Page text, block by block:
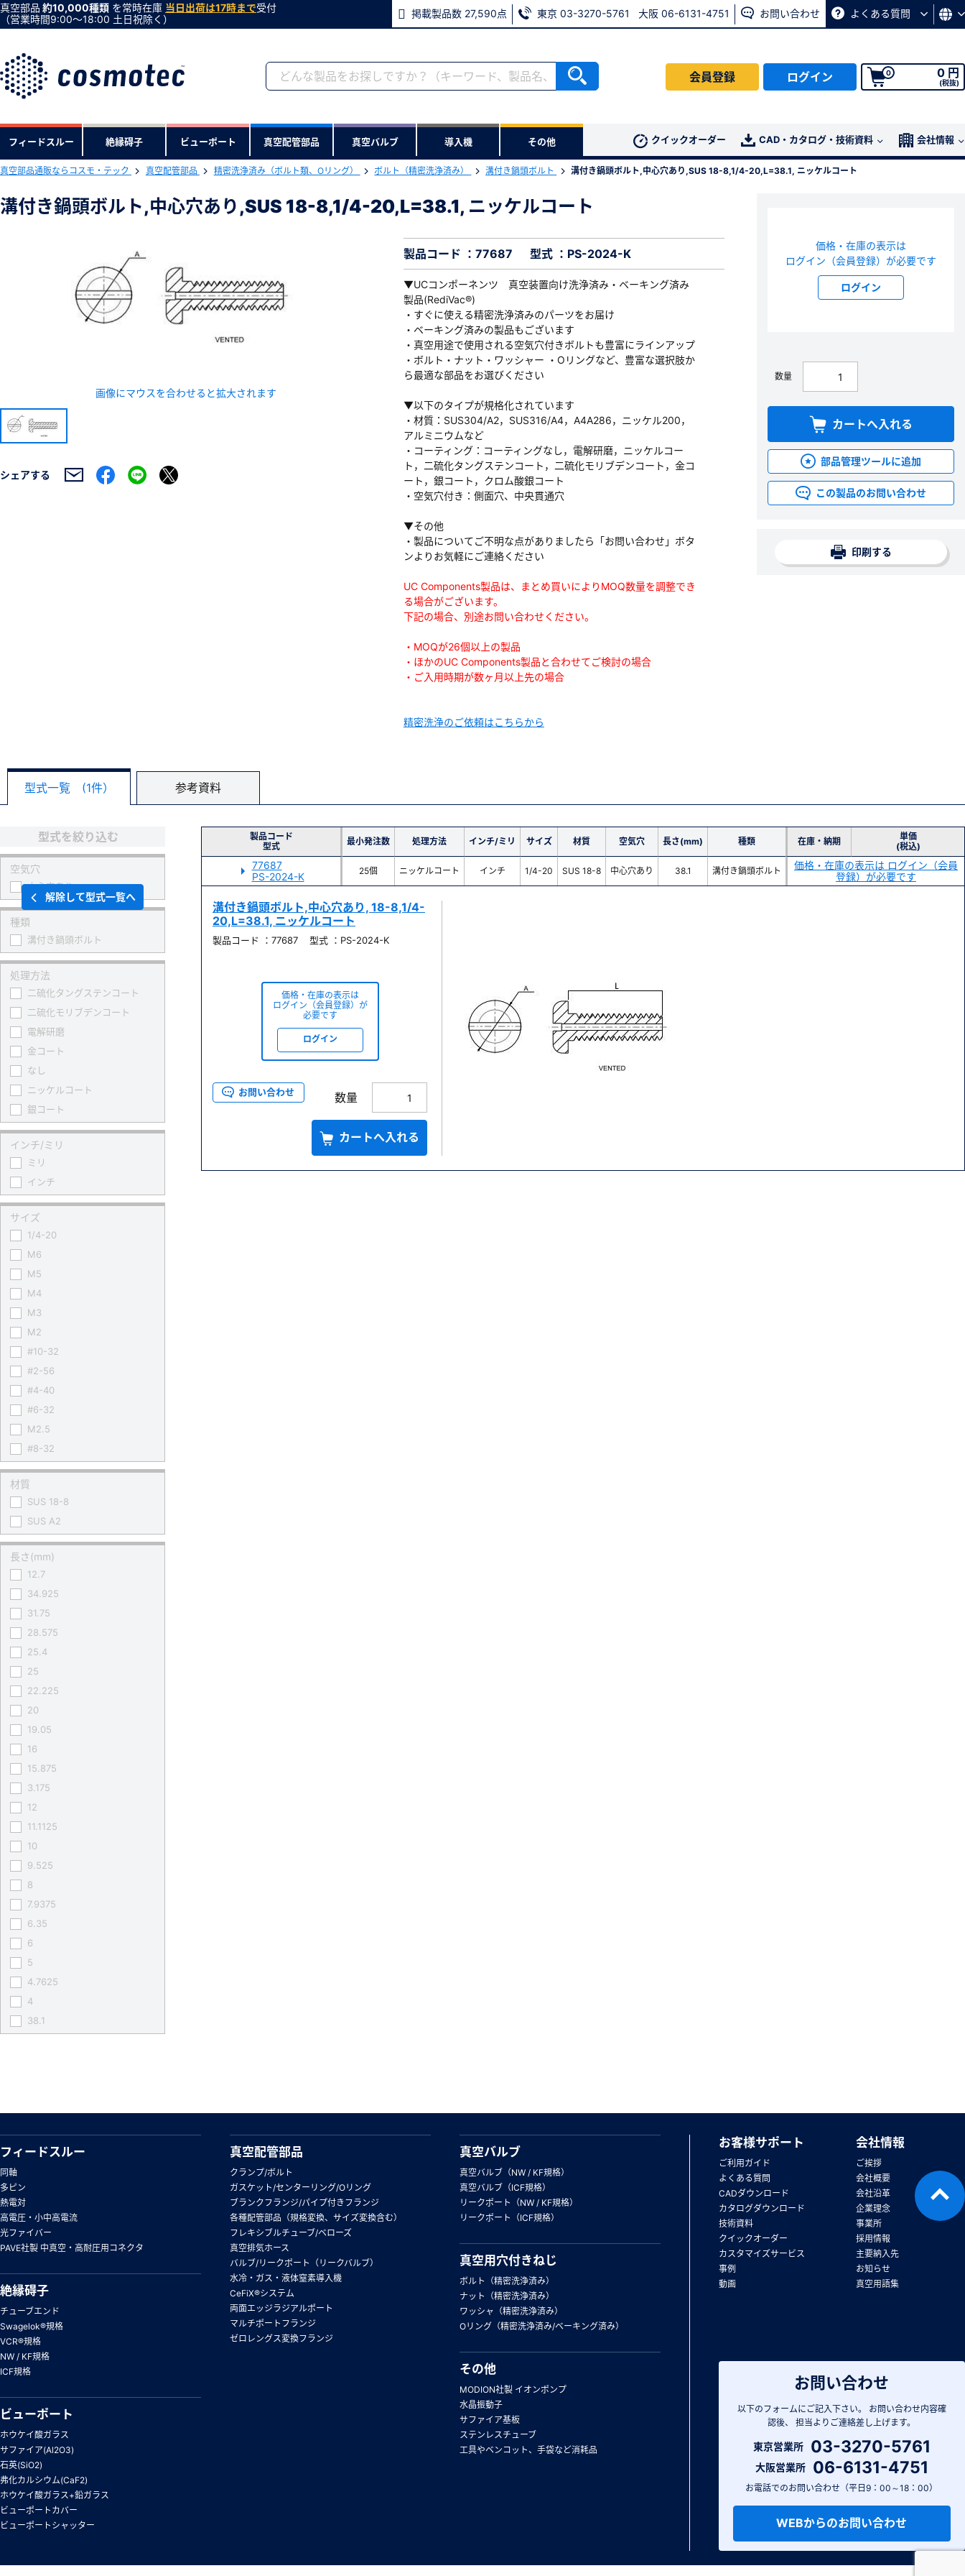
真空部品 約10,000種類 を常時在庫 当日出荷は17時まで受付
（営業時間9:00〜18:00 土日祝除く）
掲載製品数 27,590点 東京 03-3270-5761 大阪 06-6131-4751 お問い合わせ よくある質問
会員登録 ログイン 0 0 円
(税抜)
フィードスルー 絶縁碍子 ビューポート 真空配管部品 真空バルブ 導入機 その他 クイックオーダー CAD・カタログ・技術資料 会社情報
真空部品通販ならコスモ・テック 真空配管部品 精密洗浄済み（ボルト類、Oリング） ボルト（精密洗浄済み） 溝付き鍋頭ボルト 溝付き鍋頭ボルト,中心穴あり,SUS 18-8,1/4-20,L=38.1, ニッケルコート
溝付き鍋頭ボルト,中心穴あり,SUS 18-8,1/4-20,L=38.1, ニッケルコート
画像にマウスを合わせると拡大されます
シェアする
製品コード ：77687 型式 ：PS-2024-K
▼UCコンポーネンツ 真空装置向け洗浄済み・ベーキング済み
製品(RediVac®)
・すぐに使える精密洗浄済みのパーツをお届け
・ベーキング済みの製品もございます
・真空用途で使用される空気穴付きボルトも豊富にラインアップ
・ボルト・ナット・ワッシャー ・Oリングなど、豊富な選択肢か
ら最適な部品をお選びください
▼以下のタイプが規格化されています
・材質：SUS304/A2，SUS316/A4，A4A286，ニッケル200，
アルミニウムなど
・コーティング：コーティングなし，電解研磨，ニッケルコー
ト，二硫化タングステンコート，二硫化モリブデンコート，金コ
ート，銀コート，クロム酸銀コート
・空気穴付き：側面穴、中央貫通穴
▼その他
・製品についてご不明な点がありましたら「お問い合わせ」ボタ
ンよりお気軽にご連絡ください
UC Components製品は、まとめ買いによりMOQ数量を調整でき
る場合がございます。
下記の場合、別途お問い合わせください。
・MOQが26個以上の製品
・ほかのUC Components製品と合わせてご検討の場合
・ご入用時期が数ヶ月以上先の場合
精密洗浄のご依頼はこちらから
価格・在庫の表示は
ログイン（会員登録）が必要です
ログイン
数量
カートへ入れる
部品管理ツールに追加
この製品のお問い合わせ
印刷する
型式一覧 (1件） 参考資料
製品コード
型式
最小発注数 処理方法 インチ/ミリ サイズ 材質 空気穴 長さ(mm) 種類 在庫・納期
単価
(税込)
77687
PS-2024-K
25個 ニッケルコート インチ 1/4-20 SUS 18-8 中心穴あり 38.1 溝付き鍋頭ボルト
価格・在庫の表示は ログイン（会員
登録）が必要です
溝付き鍋頭ボルト,中心穴あり, 18-8,1/4-
20,L=38.1, ニッケルコート
製品コード ：77687 型式 ：PS-2024-K
価格・在庫の表示は
ログイン（会員登録）が
必要です
ログイン
お問い合わせ 数量
カートへ入れる
型式を絞り込む
空気穴
中心穴あり
種類
溝付き鍋頭ボルト
処理方法
二硫化タングステンコート
二硫化モリブデンコート
電解研磨
金コート
なし
ニッケルコート
銀コート
インチ/ミリ
ミリ
インチ
サイズ
1/4-20
M6
M5
M4
M3
M2
#10-32
#2-56
#4-40
#6-32
M2.5
#8-32
材質
SUS 18-8
SUS A2
長さ(mm)
12.7
34.925
31.75
28.575
25.4
25
22.225
20
19.05
16
15.875
3.175
12
11.1125
10
9.525
8
7.9375
6.35
6
5
4.7625
4
38.1
解除して型式一覧へ
下記製品のRoHS2適合報告書のダウンロードをします。
ダウンロードする
お問い合わせ
以下のフォームにご記入下さい。
お問い合わせ内容確
認後、
担当よりご連絡差し上げます。
東京営業所 03-3270-5761
大阪営業所 06-6131-4751
お電話でのお問い合わせ（平日9：00～18：00）
WEBからのお問い合わせ
フィードスルー
同軸
多ピン
熱電対
高電圧・小中高電流
光ファイバー
PAVE社製 中真空・高耐圧用コネクタ
絶縁碍子
チューブエンド
Swagelok®規格
VCR®規格
NW / KF規格
ICF規格
ビューポート
ホウケイ酸ガラス
サファイア(Al2O3)
石英(SiO2)
弗化カルシウム(CaF2)
ホウケイ酸ガラス+鉛ガラス
ビューポートカバー
ビューポートシャッター
真空配管部品
クランプ/ボルト
ガスケット/センターリング/Oリング
ブランクフランジ/パイプ付きフランジ
各種配管部品（規格変換、サイズ変換含む）
フレキシブルチューブ/ベローズ
真空排気ホース
バルブ/リークポート（リークバルブ）
水冷・ガス・液体窒素導入機
CeFiX®システム
両面エッジラジアルポート
マルチポートフランジ
ゼロレングス変換フランジ
真空バルブ
真空バルブ（NW / KF規格）
真空バルブ（ICF規格）
リークポート（NW / KF規格）
リークポート（ICF規格）
真空用穴付きねじ
ボルト（精密洗浄済み）
ナット（精密洗浄済み）
ワッシャ（精密洗浄済み）
Oリング（精密洗浄済み/ベーキング済み）
その他
MODION社製 イオンポンプ
水晶振動子
サファイア基板
ステンレスチューブ
工具やベンコット、手袋など消耗品
お客様サポート
ご利用ガイド
よくある質問
CADダウンロード
カタログダウンロード
技術資料
クイックオーダー
カスタマイズサービス
事例
動画
会社情報
ご挨拶
会社概要
会社沿革
企業理念
事業所
採用情報
主要納入先
お知らせ
真空用語集
会員登録がお済みでない方
会員登録をすれば、便利な機能がご利用いただけます。
※新規会員登録をお申し込み頂いてから本登録となるまで、数日間かかる場合があります。
会員の方はこちら
※メールアドレスを忘れた方は、
よりお問い合わせください